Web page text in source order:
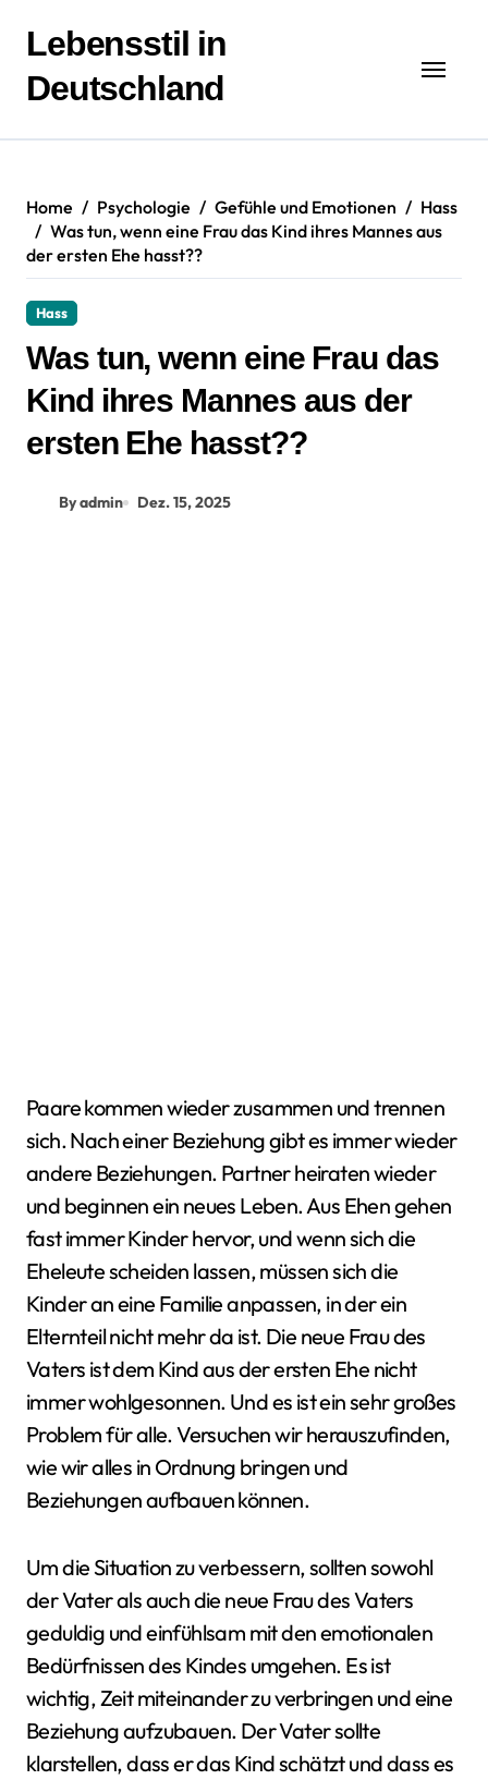
Inhalt
springen
Lebensstil in
Deutschland
Home Psychologie Gefühle und Emotionen
Hass
Was tun, wenn eine Frau das Kind ihres Mannes aus
der ersten Ehe hasst??
Hass
Was tun, wenn eine Frau das
Kind ihres Mannes aus der
ersten Ehe hasst??
By admin Dez. 15, 2025
Paare kommen wieder zusammen und trennen
sich. Nach einer Beziehung gibt es immer wieder
andere Beziehungen. Partner heiraten wieder
und beginnen ein neues Leben. Aus Ehen gehen
fast immer Kinder hervor, und wenn sich die
Eheleute scheiden lassen, müssen sich die
Kinder an eine Familie anpassen, in der ein
Elternteil nicht mehr da ist. Die neue Frau des
Vaters ist dem Kind aus der ersten Ehe nicht
immer wohlgesonnen. Und es ist ein sehr großes
Problem für alle. Versuchen wir herauszufinden,
wie wir alles in Ordnung bringen und
Beziehungen aufbauen können.
Um die Situation zu verbessern, sollten sowohl
der Vater als auch die neue Frau des Vaters
geduldig und einfühlsam mit den emotionalen
Bedürfnissen des Kindes umgehen. Es ist
wichtig, Zeit miteinander zu verbringen und eine
Beziehung aufzubauen. Der Vater sollte
klarstellen, dass er das Kind schätzt und dass es